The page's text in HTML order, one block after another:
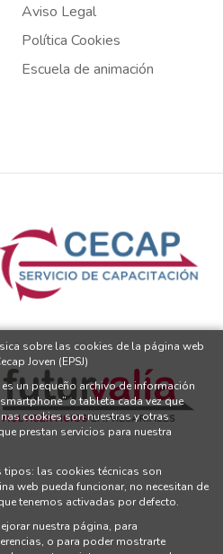
Aviso Legal
Política Cookies
Escuela de animación
sobre las cookies de la página web
Joven (EPSJ)
un pequeño archivo de información
o tableta cada vez que
cookies son nuestras y otras
prestan servicios para nuestra
tipos: las cookies técnicas son
web pueda funcionar, no necesitan de
tenemos activadas por defecto.
nuestra página, para
o para poder mostrarte